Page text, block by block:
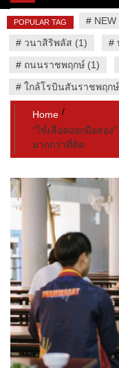
POPULAR TAG #
# วนาสิริพลัส (1) #
# ถนนราชพฤกษ์ (1)
# ใกล้โรบินสันราชพฤก
Home
“ไข้เลือดออกมือสอ
มากกว่าที่คิด